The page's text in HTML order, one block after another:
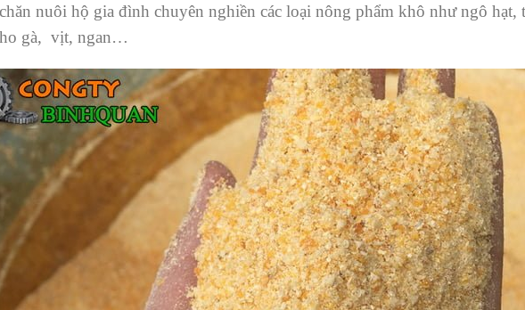
nuôi hộ gia đình chuyên nghiền các loại nông phẩm khô như ngô
gà, vịt, ngan…